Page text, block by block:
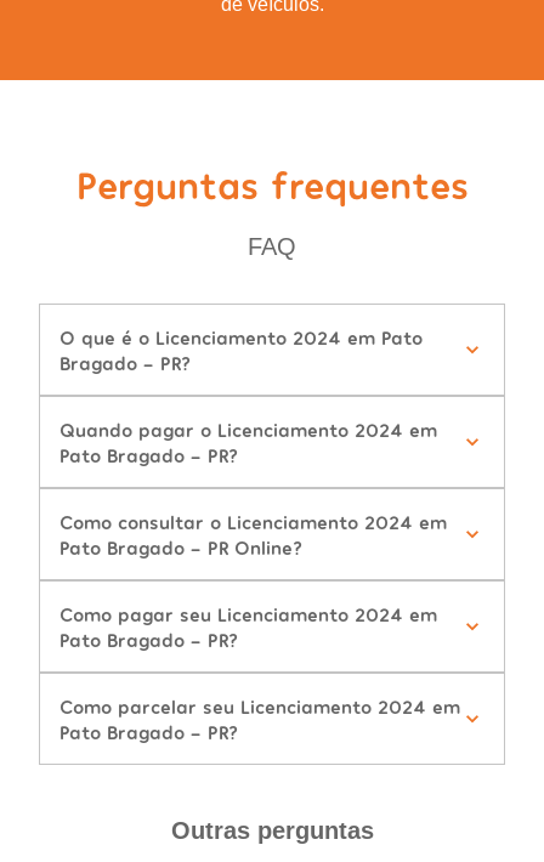
de veículos.
Perguntas frequentes
FAQ
O que é o Licenciamento 2024 em Pato
Bragado - PR?
Quando pagar o Licenciamento 2024 em
Pato Bragado - PR?
Como consultar o Licenciamento 2024 em
Pato Bragado - PR Online?
Como pagar seu Licenciamento 2024 em
Pato Bragado - PR?
Como parcelar seu Licenciamento 2024 em
Pato Bragado - PR?
Outras perguntas